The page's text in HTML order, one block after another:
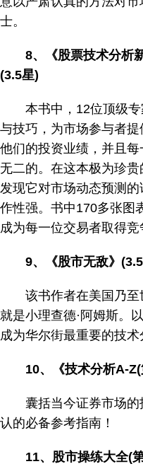
士。
8、《股票技术分析
(3.5星)
本书中，12位顶级专
与技巧，为市场参与者
他们的投资业绩，并且
无二的。在这本极为珍
发现它对市场动态预测
作性强。书中170多张图
成为每一位交易者取得竞
9、《股市无敌》
该书作者在美国乃至
就是小理查德·阿姆斯。
成为华尔街最重要的技术
10、《技术分析A-
囊括当今证券市场的
认的必备参考指南！
11、股市操练大全(